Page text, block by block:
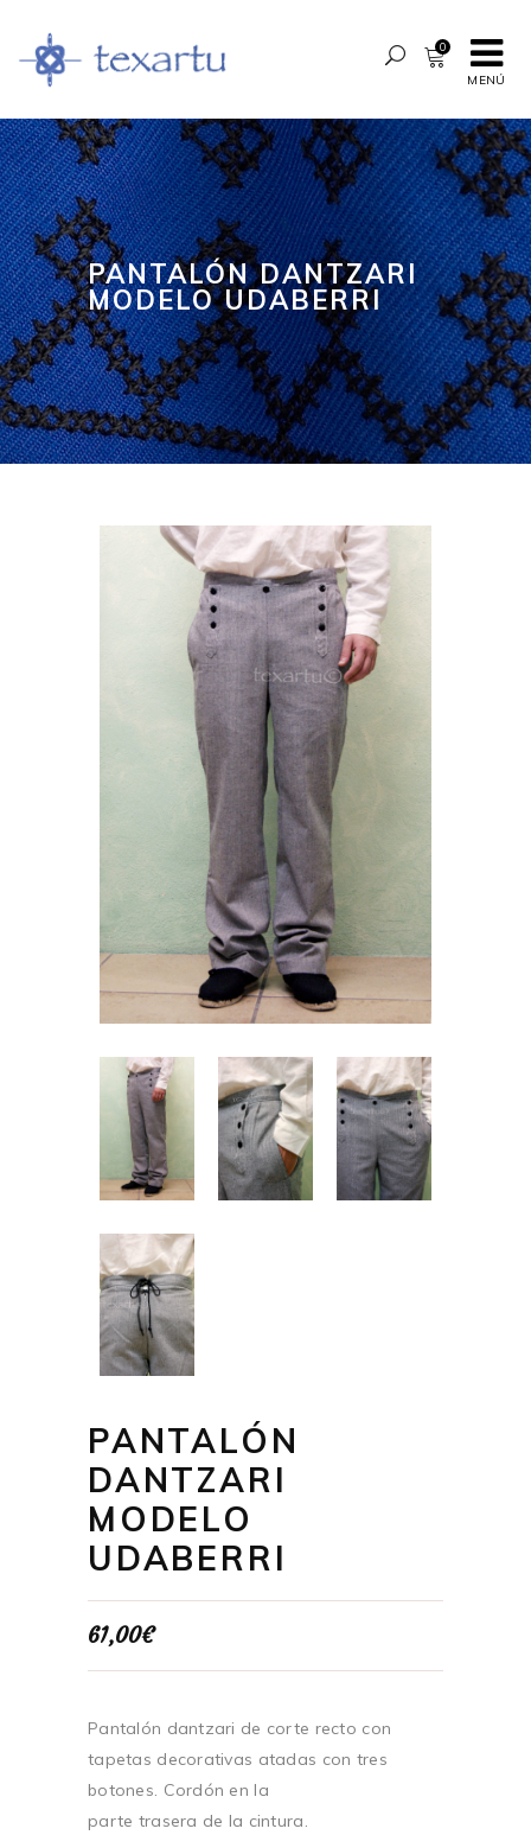
MENÚ
0
PANTALÓN DANTZARI
MODELO UDABERRI
PANTALÓN
DANTZARI
MODELO
UDABERRI
61,00€
Pantalón dantzari de corte recto con
tapetas decorativas atadas con tres
botones. Cordón en la
parte trasera de la cintura.